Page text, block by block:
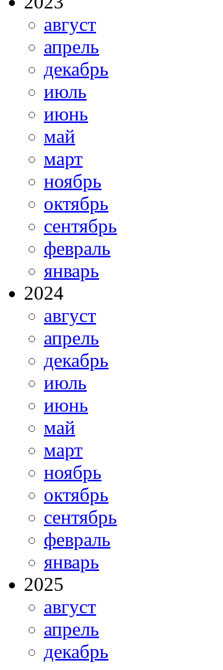
август
апрель
декабрь
июль
июнь
май
март
ноябрь
октябрь
сентябрь
февраль
январь
2024
август
апрель
декабрь
июль
июнь
май
март
ноябрь
октябрь
сентябрь
февраль
январь
2025
август
апрель
декабрь